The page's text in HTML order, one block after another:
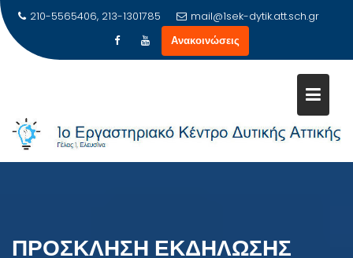
Μεταπηδήστε
στο
περιεχόμενο
210-5565406, 213-1301785
mail@1sek-dytik.att.sch.gr
Ανακοινώσεις
ΠΡΌΣΚΛΗΣΗ ΕΚΔΉΛΩΣΗΣ